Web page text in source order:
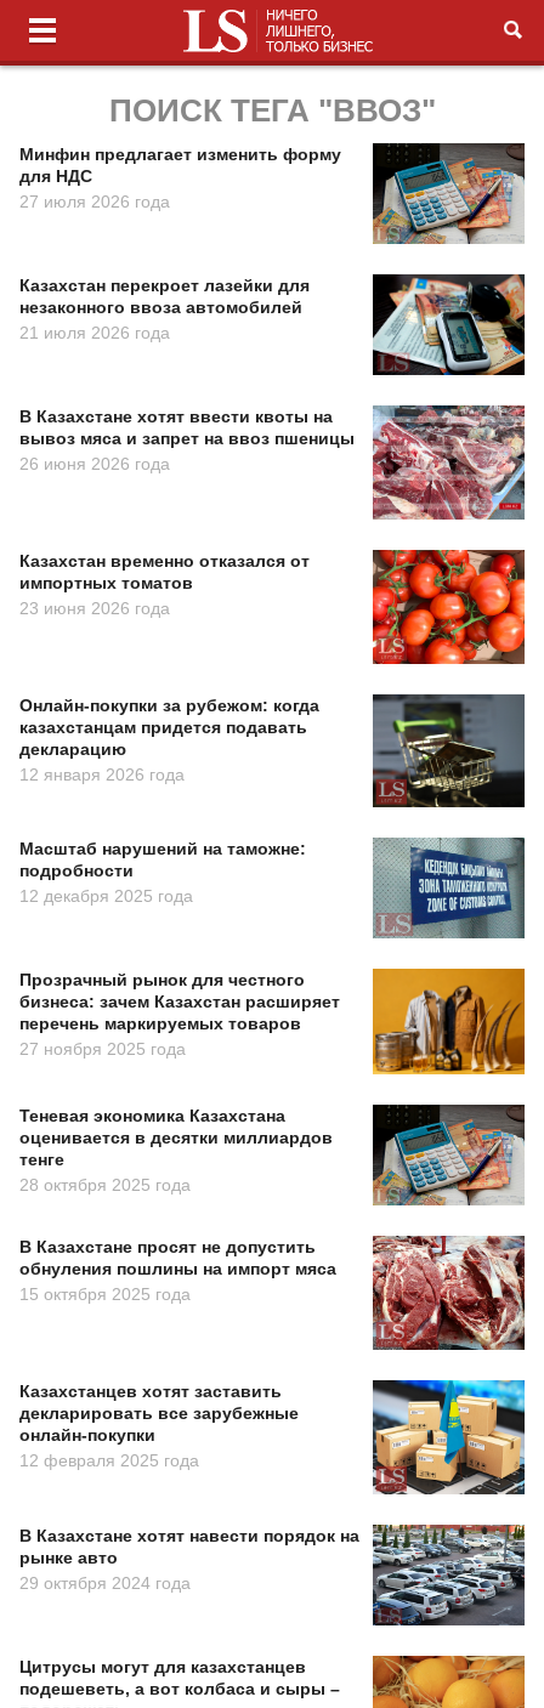
ПОИСК ТЕГА "ВВОЗ"
Минфин предлагает изменить форму
для НДС
27 июля 2026 года
Казахстан перекроет лазейки для
незаконного ввоза автомобилей
21 июля 2026 года
В Казахстане хотят ввести квоты на
вывоз мяса и запрет на ввоз пшеницы
26 июня 2026 года
Казахстан временно отказался от
импортных томатов
23 июня 2026 года
Онлайн-покупки за рубежом: когда
казахстанцам придется подавать
декларацию
12 января 2026 года
Масштаб нарушений на таможне:
подробности
12 декабря 2025 года
Прозрачный рынок для честного
бизнеса: зачем Казахстан расширяет
перечень маркируемых товаров
27 ноября 2025 года
Теневая экономика Казахстана
оценивается в десятки миллиардов
тенге
28 октября 2025 года
В Казахстане просят не допустить
обнуления пошлины на импорт мяса
15 октября 2025 года
Казахстанцев хотят заставить
декларировать все зарубежные
онлайн-покупки
12 февраля 2025 года
В Казахстане хотят навести порядок на
рынке авто
29 октября 2024 года
Цитрусы могут для казахстанцев
подешеветь, а вот колбаса и сыры –